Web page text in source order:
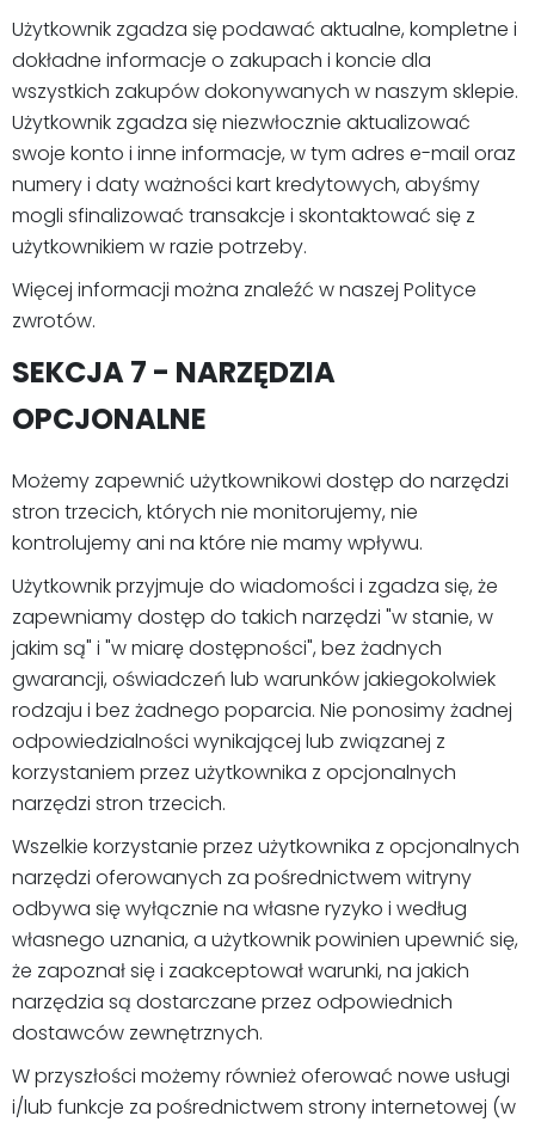
Użytkownik zgadza się podawać aktualne, kompletne i
dokładne informacje o zakupach i koncie dla
wszystkich zakupów dokonywanych w naszym sklepie.
Użytkownik zgadza się niezwłocznie aktualizować
swoje konto i inne informacje, w tym adres e-mail oraz
numery i daty ważności kart kredytowych, abyśmy
mogli sfinalizować transakcje i skontaktować się z
użytkownikiem w razie potrzeby.
Więcej informacji można znaleźć w naszej Polityce
zwrotów.
SEKCJA 7 - NARZĘDZIA
OPCJONALNE
Możemy zapewnić użytkownikowi dostęp do narzędzi
stron trzecich, których nie monitorujemy, nie
kontrolujemy ani na które nie mamy wpływu.
Użytkownik przyjmuje do wiadomości i zgadza się, że
zapewniamy dostęp do takich narzędzi "w stanie, w
jakim są" i "w miarę dostępności", bez żadnych
gwarancji, oświadczeń lub warunków jakiegokolwiek
rodzaju i bez żadnego poparcia. Nie ponosimy żadnej
odpowiedzialności wynikającej lub związanej z
korzystaniem przez użytkownika z opcjonalnych
narzędzi stron trzecich.
Wszelkie korzystanie przez użytkownika z opcjonalnych
narzędzi oferowanych za pośrednictwem witryny
odbywa się wyłącznie na własne ryzyko i według
własnego uznania, a użytkownik powinien upewnić się,
że zapoznał się i zaakceptował warunki, na jakich
narzędzia są dostarczane przez odpowiednich
dostawców zewnętrznych.
W przyszłości możemy również oferować nowe usługi
i/lub funkcje za pośrednictwem strony internetowej (w